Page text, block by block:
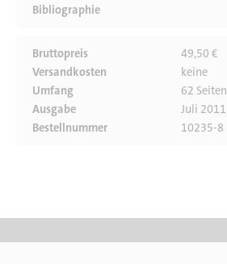
Bibliographie
Bruttopreis
49,50 €
Versandkosten
keine
Umfang
62 Seiten
Ausgabe
Juli 2011
Bestellnummer
10235-8